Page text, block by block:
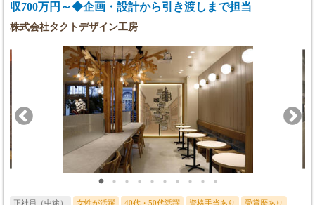
収700万円～◆企画・設計から引き渡しまで担当
株式会社タクトデザイン工房
正社員（中途） 女性が活躍 40代・50代活躍 資格手当あり 受賞歴あり